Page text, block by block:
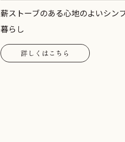
薪ストーブのある心地のよいシン
暮らし
詳しくはこちら